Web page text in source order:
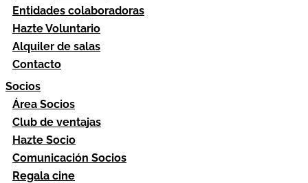
Entidades colaboradoras
Hazte Voluntario
Alquiler de salas
Contacto
Socios
Área Socios
Club de ventajas
Hazte Socio
Comunicación Socios
Regala cine